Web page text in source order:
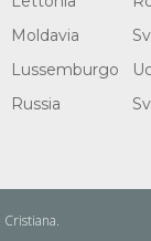
Moldavia
Lussemburgo
Russia